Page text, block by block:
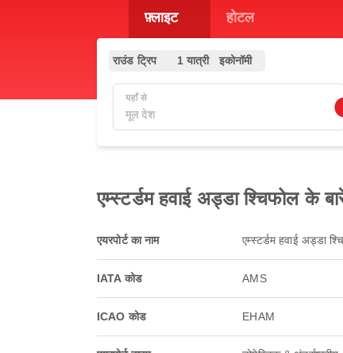
फ़्लाइट होटल
राउंड ट्रिप 1 यात्री इकोनॉमी
यहाँ से
एम्स्टर्डम हवाई अड्डा श्चिफोल के
एयरपोर्ट का नाम एम्स्टर्डम हवाई अड्डा
IATA कोड AMS
ICAO कोड EHAM